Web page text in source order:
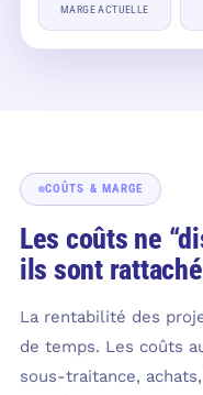
MARGE ACTUELLE
COÛTS & MARGE
Les coûts ne
ils sont
La rentabilité des
de temps. Les coûts
sous-traitance,